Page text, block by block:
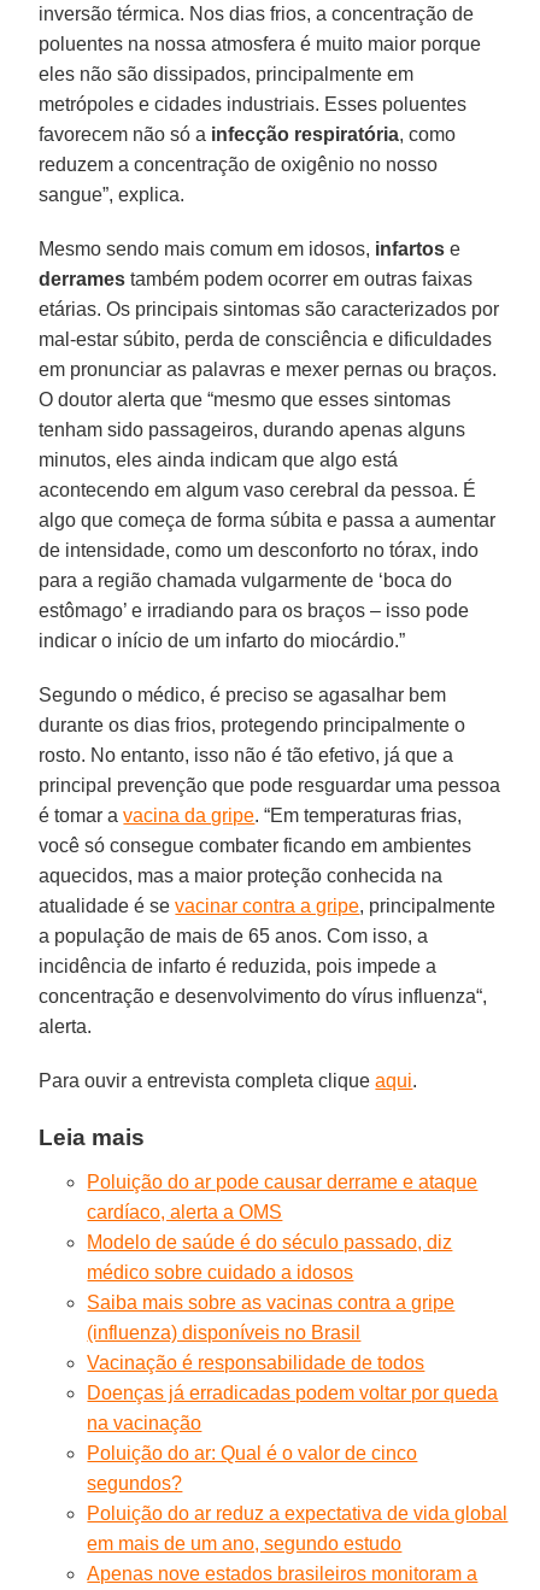
inversão térmica. Nos dias frios, a concentração de
poluentes na nossa atmosfera é muito maior porque
eles não são dissipados, principalmente em
metrópoles e cidades industriais. Esses poluentes
favorecem não só a infecção respiratória, como
reduzem a concentração de oxigênio no nosso
sangue”, explica.
Mesmo sendo mais comum em idosos, infartos e
derrames também podem ocorrer em outras faixas
etárias. Os principais sintomas são caracterizados por
mal-estar súbito, perda de consciência e dificuldades
em pronunciar as palavras e mexer pernas ou braços.
O doutor alerta que “mesmo que esses sintomas
tenham sido passageiros, durando apenas alguns
minutos, eles ainda indicam que algo está
acontecendo em algum vaso cerebral da pessoa. É
algo que começa de forma súbita e passa a aumentar
de intensidade, como um desconforto no tórax, indo
para a região chamada vulgarmente de ‘boca do
estômago’ e irradiando para os braços – isso pode
indicar o início de um infarto do miocárdio.”
Segundo o médico, é preciso se agasalhar bem
durante os dias frios, protegendo principalmente o
rosto. No entanto, isso não é tão efetivo, já que a
principal prevenção que pode resguardar uma pessoa
é tomar avacina da gripe. “Em temperaturas frias,
você só consegue combater ficando em ambientes
aquecidos, mas a maior proteção conhecida na
atualidade é sevacinar contra a gripe, principalmente
a população de mais de 65 anos. Com isso, a
incidência de infarto é reduzida, pois impede a
concentração e desenvolvimento do vírus influenza“,
alerta.
Para ouvir a entrevista completa cliqueaqui.
Leia mais
Poluição do ar pode causar derrame e ataque
cardíaco, alerta a OMS
Modelo de saúde é do século passado, diz
médico sobre cuidado a idosos
Saiba mais sobre as vacinas contra a gripe
(influenza) disponíveis no Brasil
Vacinação é responsabilidade de todos
Doenças já erradicadas podem voltar por queda
na vacinação
Poluição do ar: Qual é o valor de cinco
segundos?
Poluição do ar reduz a expectativa de vida global
em mais de um ano, segundo estudo
Apenas nove estados brasileiros monitoram a